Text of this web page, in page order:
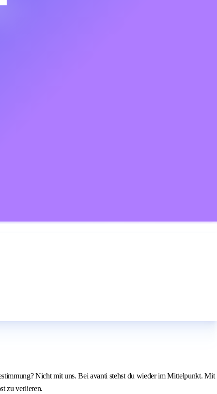
Nicht mit uns. Bei avanti stehst du wieder im Mittelpunkt. Mit
zu verlieren.